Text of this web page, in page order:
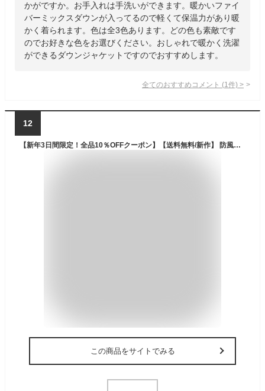
かがですか。お手入れは手洗いができます。暖かいファイ
バーミックスダウンが入ってるので軽くて保温力があり暖
かく着られます。色は全3色あります。どの色も素敵です
のでお好きな色をお選びください。おしゃれで暖かく洗濯
ができるダウンジャケットですのでおすすめします。
全てのおすすめコメント (1 件) >
12
【新年3日間限定！全品10％OFFクーポン】【送料無料/新作】 防風保温の極暖シームレスダウンジャケット 3色 M L 洗える レディースファッション アウター ジャケット ダウンジャケット ダウン コート フード 長袖 ダウン80％ 防風 蓄熱 保温 暖かい 体型隠し 撥水 2652
この商品をサイトでみる